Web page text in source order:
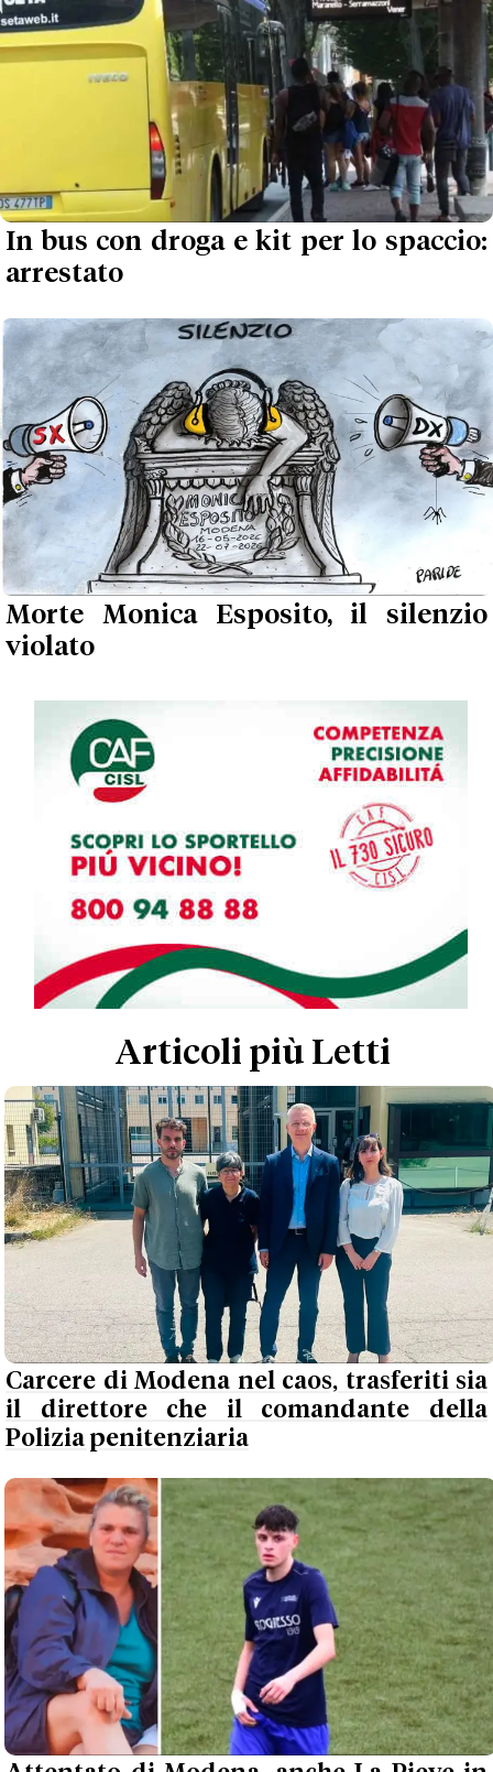
In bus con droga e kit per lo spaccio:
arrestato
Morte Monica Esposito, il silenzio
violato
Articoli più Letti
Carcere di Modena nel caos, trasferiti sia
il direttore che il comandante della
Polizia penitenziaria